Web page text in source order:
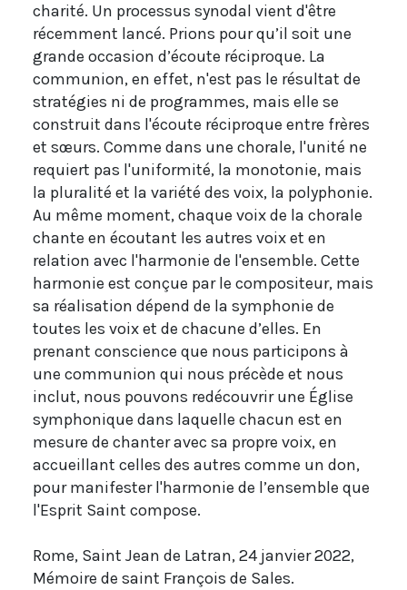
charité. Un processus synodal vient d'être
récemment lancé. Prions pour qu’il soit une
grande occasion d’écoute réciproque. La
communion, en effet, n'est pas le résultat de
stratégies ni de programmes, mais elle se
construit dans l'écoute réciproque entre frères
et sœurs. Comme dans une chorale, l'unité ne
requiert pas l'uniformité, la monotonie, mais
la pluralité et la variété des voix, la polyphonie.
Au même moment, chaque voix de la chorale
chante en écoutant les autres voix et en
relation avec l'harmonie de l'ensemble. Cette
harmonie est conçue par le compositeur, mais
sa réalisation dépend de la symphonie de
toutes les voix et de chacune d’elles. En
prenant conscience que nous participons à
une communion qui nous précède et nous
inclut, nous pouvons redécouvrir une Église
symphonique dans laquelle chacun est en
mesure de chanter avec sa propre voix, en
accueillant celles des autres comme un don,
pour manifester l'harmonie de l’ensemble que
l'Esprit Saint compose.
Rome, Saint Jean de Latran, 24 janvier 2022,
Mémoire de saint François de Sales.